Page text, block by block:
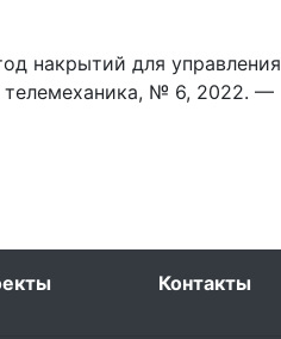
накрытий для управления
телемеханика, № 6, 2022. —
Контакты